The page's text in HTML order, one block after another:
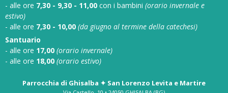
- alle ore 7,30 - 9,30 - 11,00 con i bambini (orario invernale e
estivo)
- alle ore 7,30 - 10,00 (da giugno al termine della catechesi)
Santuario
- alle ore 17,00 (orario invernale)
- alle ore 18,00 (orario estivo)
Parrocchia di Ghisalba ✦ San Lorenzo Levita e Martire